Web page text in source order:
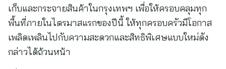
เก็บและกระจายสินค้าในกรุงเทพฯ เพื่อให้ครอบคลุมทุก
พื้นที่ภายในไตรมาสแรกของปีนี้ ให้ทุกครอบครัวมีโอกาส
เพลิดเพลินไปกับความสะดวกและสิทธิพิเศษแบบใหม่ดัง
กล่าวได้ถ้วนหน้า